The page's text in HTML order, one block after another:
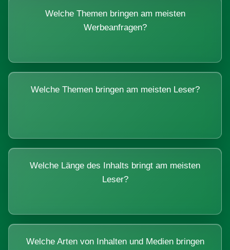
Welche Themen bringen am meisten
Werbeanfragen?
Welche Themen bringen am meisten Leser?
Welche Länge des Inhalts bringt am meisten
Leser?
Welche Arten von Inhalten und Medien bringen